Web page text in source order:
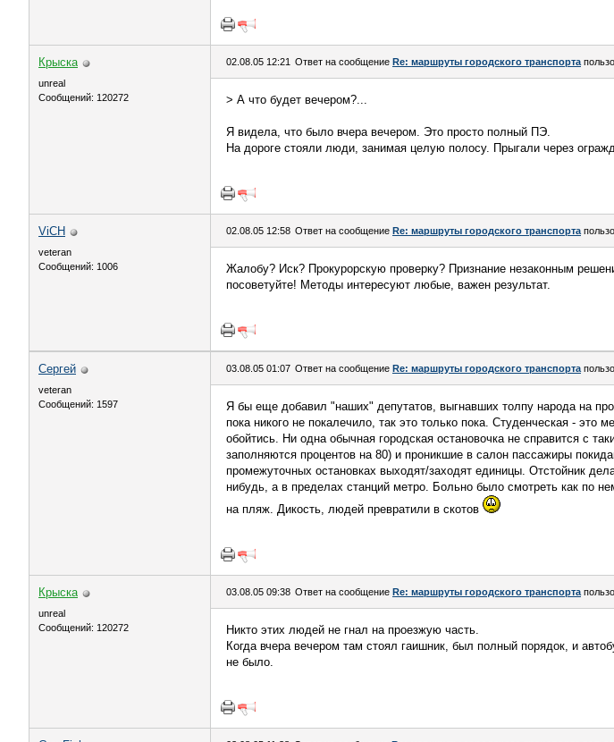
Крыска
unreal
Сообщений: 120272
02.08.05 12:21 Ответ на сообщение Re: маршруты городского транспорта
> А что будет вечером?...
Я видела, что было вчера вечером. Это просто полный ПЭ.
На дороге стояли люди, занимая целую полосу. Прыгали через
ViCH
veteran
Сообщений: 1006
02.08.05 12:58 Ответ на сообщение Re: маршруты городского транспорта
Жалобу? Иск? Прокурорскую проверку? Признание незаконным
посоветуйте! Методы интересуют любые, важен результат.
Сергей
veteran
Сообщений: 1597
03.08.05 01:07 Ответ на сообщение Re: маршруты городского транспорта
Я бы еще добавил "наших" депутатов, выгнавших толпу народа на
пока никого не покалечило, так это только пока. Студенческая - это
обойтись. Ни одна обычная городская остановочка не справится с
заполняются процентов на 80) и проникшие в салон пассажиры
промежуточных остановках выходят/заходят единицы. Отстойник
нибудь, а в пределах станций метро. Больно было смотреть как по
на пляж. Дикость, людей превратили в скотов
Крыска
unreal
Сообщений: 120272
03.08.05 09:38 Ответ на сообщение Re: маршруты городского транспорта
Никто этих людей не гнал на проезжую часть.
Когда вчера вечером там стоял гаишник, был полный порядок, и
не было.